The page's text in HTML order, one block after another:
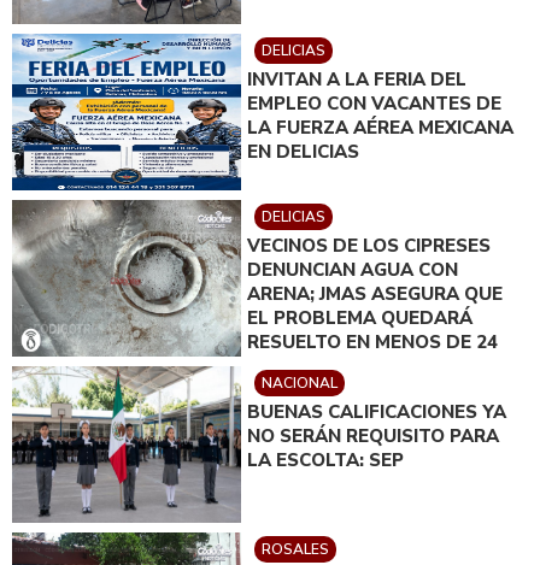
DELICIAS
INVITAN A LA FERIA DEL
EMPLEO CON VACANTES DE
LA FUERZA AÉREA MEXICANA
EN DELICIAS
DELICIAS
VECINOS DE LOS CIPRESES
DENUNCIAN AGUA CON
ARENA; JMAS ASEGURA QUE
EL PROBLEMA QUEDARÁ
RESUELTO EN MENOS DE 24
HORAS
NACIONAL
BUENAS CALIFICACIONES YA
NO SERÁN REQUISITO PARA
LA ESCOLTA: SEP
ROSALES